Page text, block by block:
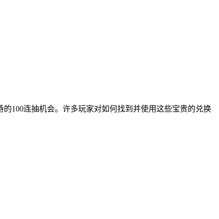
100连抽机会。许多玩家对如何找到并使用这些宝贵的兑换